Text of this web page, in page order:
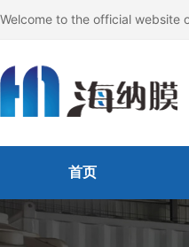
Welcome to the official website
首页